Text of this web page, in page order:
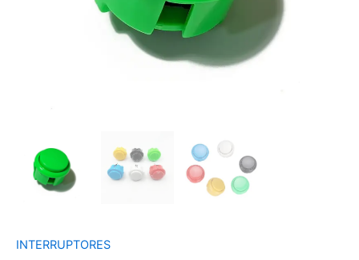
INTERRUPTORES